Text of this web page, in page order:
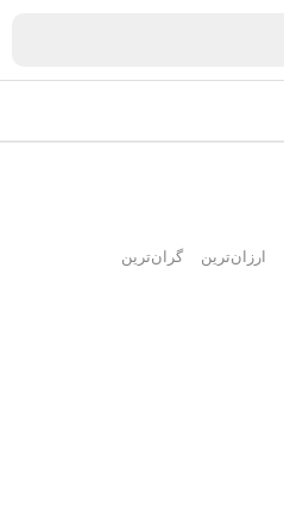
ارزان‌ترین گران‌ترین